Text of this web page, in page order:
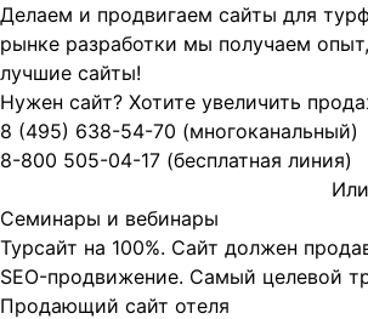
Делаем и продвигаем сайты для
рынке разработки мы получаем
лучшие сайты!
Нужен сайт? Хотите увеличить
8 (495) 638-54-70 (многоканальный)
8-800 505-04-17 (бесплатная линия)
Семинары и вебинары
Турсайт на 100%. Сайт должен
SEO-продвижение. Самый целевой
Продающий сайт отеля